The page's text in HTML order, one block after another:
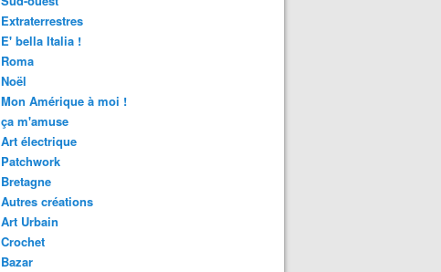
Extraterrestres
E' bella Italia !
Roma
Noël
Mon Amérique à moi !
ça m'amuse
Art électrique
Patchwork
Bretagne
Autres créations
Art Urbain
Crochet
Bazar